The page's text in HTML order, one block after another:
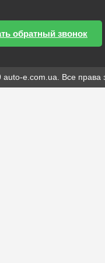
обратный звонок
auto-e.com.ua. Все